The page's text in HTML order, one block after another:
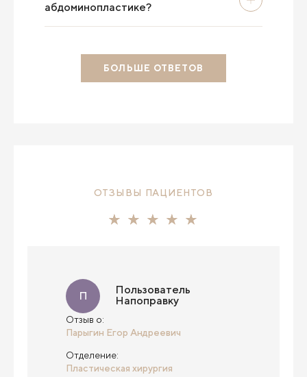
абдоминопластике?
БОЛЬШЕ ОТВЕТОВ
ОТЗЫВЫ ПАЦИЕНТОВ
П
Пользователь
Напоправку
Отзыв о:
Парыгин Егор Андреевич
Отделение:
Пластическая хирургия